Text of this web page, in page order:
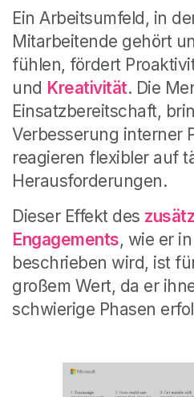
Ein Arbeitsumfeld, in
Mitarbeitende gehört
fühlen, fördert
und Kreativität. Die
Einsatzbereitschaft,
Verbesserung interner
reagieren flexibler auf
Herausforderungen.
Dieser Effekt des
Engagements, wie er
beschrieben wird, ist
großem Wert, da er
schwierige Phasen